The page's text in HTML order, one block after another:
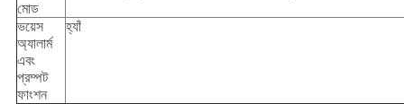
মোড
ভয়েস
অ্যালার্ম
এবং
প্রম্পট
ফাংশন
হ্যাঁ